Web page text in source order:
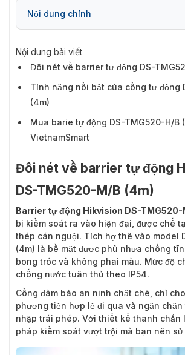
Nội dung chính
Nội dung bài viết
Đôi nét về barrier tự động DS-
Tính năng nổi bật của cổng tự động
(4m)
Mua barie tự động DS-TMG520-H/B
VietnamSmart
Đôi nét về barrier tự động
DS-TMG520-M/B (4m)
Barrier tự động Hikvision DS-TMG520-
bị kiểm soát ra vào hiện đại, được chế
thép cán nguội. Tích hợ thê vào model
(4m) là bề mặt được phủ nhựa chống
bong tróc và không phai màu. Mức độ
chống nước tuân thủ theo IP54.
Cổng đảm bảo an ninh chặt chẽ, chỉ
phương tiện hợp lệ đi qua và ngăn
nhập trái phép. Với thiết kế thanh chắn
pháp kiểm soát vượt trội mà bạn nên sử